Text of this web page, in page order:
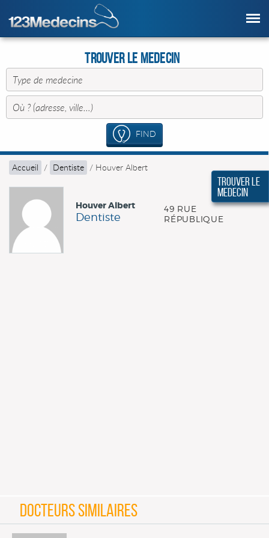
Trouver le Medecin
FIND
Accueil / Dentiste / Houver Albert
Houver Albert
Dentiste
49 RUE
RÉPUBLIQUE
DOCTEURS SIMILAIRES
Trouver le
Medecin